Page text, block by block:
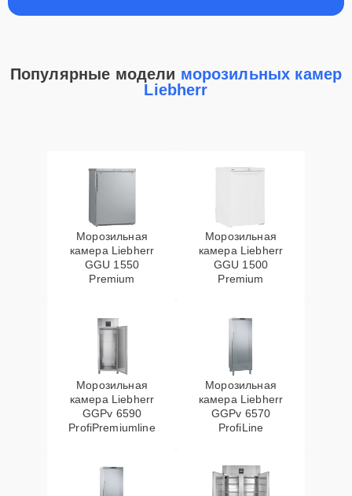
Популярные модели морозильных камер
Liebherr
Морозильная
камера Liebherr
GGU 1550
Premium
Морозильная
камера Liebherr
GGU 1500
Premium
Морозильная
камера Liebherr
GGPv 6590
ProfiPremiumline
Морозильная
камера Liebherr
GGPv 6570
ProfiLine